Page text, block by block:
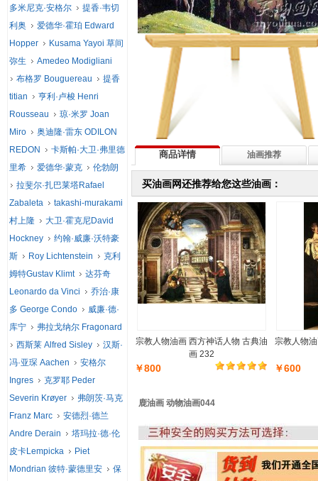
商品详情 油画推荐
买油画网还推荐给您这些油画：
宗教人物油画 西方神话人物 古典油
画 232
￥800
宗教人物
￥600
鹿油画 动物油画044
多米尼克·安格尔
提香·韦切
利奥
爱德华·霍珀 Edward
Hopper
Kusama Yayoi 草间
弥生
Amedeo Modigliani
布格罗 Bouguereau
提香
titian
亨利·卢梭 Henri
Rousseau
琼·米罗 Joan
Miro
奥迪隆·雷东 ODILON
REDON
卡斯帕·大卫·弗里德
里希
爱德华·蒙克
伦勃朗
拉斐尔·扎巴莱塔Rafael
Zabaleta
takashi-murakami
村上隆
大卫·霍克尼David
Hockney
约翰·威廉·沃特豪
斯
Roy Lichtenstein
克利
姆特Gustav Klimt
达芬奇
Leonardo da Vinci
乔治·康
多 George Condo
威廉·德·
库宁
弗拉戈纳尔 Fragonard
西斯莱 Alfred Sisley
汉斯·
冯·亚琛 Aachen
安格尔
Ingres
克罗耶 Peder
Severin Krøyer
弗朗茨·马克
Franz Marc
安德烈·德兰
Andre Derain
塔玛拉·德·伦
皮卡Lempicka
Piet
Mondrian 彼特·蒙德里安
保